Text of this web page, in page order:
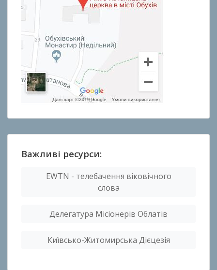
Важливі ресурси:
EWTN - телебачення віковічного
слова
Делегатура Місіонерів Облатів
Київсько-Житомирська Дієцезія